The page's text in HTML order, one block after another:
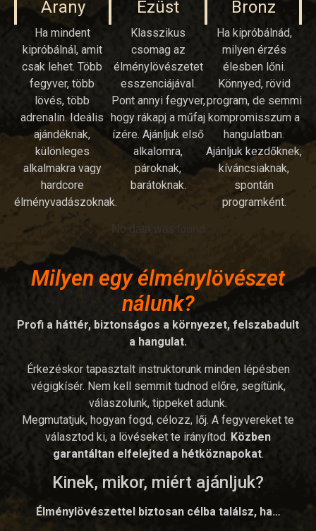
Arany
Ha mindent
kipróbálnál, amit
csak lehet. Több
fegyver, több
lövés, több
adrenalin. Ideális
ajándéknak,
különleges
alkalmakra vagy
hardcore
élményvadászoknak.
Ezüst
Klasszikus
csomag az
élménylövészetet
esszenciájával.
Pont annyi fegyver,
hogy rákapj a műfaj
ízére. Ajánljuk első
alkalomra,
pároknak,
barátoknak.
Bronz
Ha kipróbálnád,
milyen érzés
élesben lőni.
Könnyed, rövid
program, de semmi
kompromisszum a
hangulatban.
Ajánljuk kezdőknek,
kíváncsiaknak,
spontán
programként.
No data was found
Milyen egy élménylövészet
nálunk?
Profi a háttér, biztonságos a környezet, felszabadult
a hangulat.
Érkezéskor tapasztalt instruktorunk minden lépésben
végigkísér. Nem kell semmit tudnod előre, segítünk,
válaszolunk, tippeket adunk.
Megmutatjuk, hogyan fogd, célozz, lőj. A fegyvereket te
választod ki, a lövéseket te irányítod. Közben
garantáltan elfelejted a hétköznapokat.
Kinek, mikor, miért ajánljuk?
Élménylövészettel biztosan célba találsz, ha…